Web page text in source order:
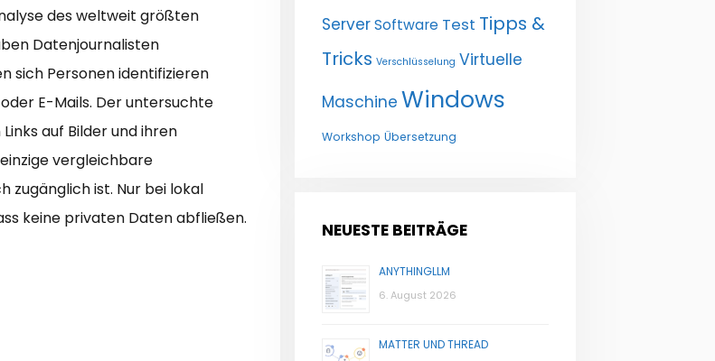
des weltweit größten
Datenjournalisten
sich Personen identifizieren
E-Mails. Der untersuchte
auf Bilder und ihren
vergleichbare
zugänglich ist. Nur bei lokal
keine privaten Daten abfließen.
ServerSoftware Test Tipps &
Tricks Verschlüsselung Virtuelle
Maschine Windows
Workshop Übersetzung
NEUESTE BEITRÄGE
ANYTHINGLLM
6. August 2026
MATTER UND THREAD